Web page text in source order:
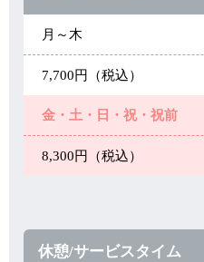
月～木
7,700円（税込）
金・土・日・祝・祝前
8,300円（税込）
休憩/サービスタイム